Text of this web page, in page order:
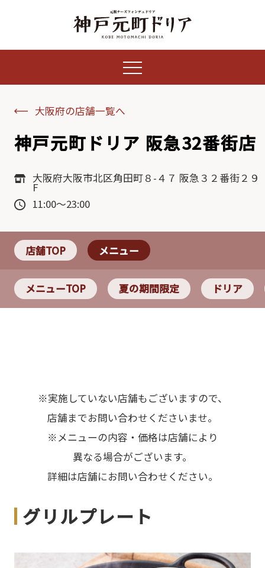
大阪府の店舗一覧へ
神戸元町ドリア 阪急32番街店
大阪府大阪市北区角田町８-４７ 阪急３２番街２９
F
11:00～23:00
店舗TOP メニュー
メニューTOP 夏の期間限定 ドリア
※実施していない店舗もございますので、
店舗までお問い合わせくださいませ。
※メニューの内容・価格は店舗により
異なる場合がございます。
詳細は店舗にお問い合わせください。
グリルプレート